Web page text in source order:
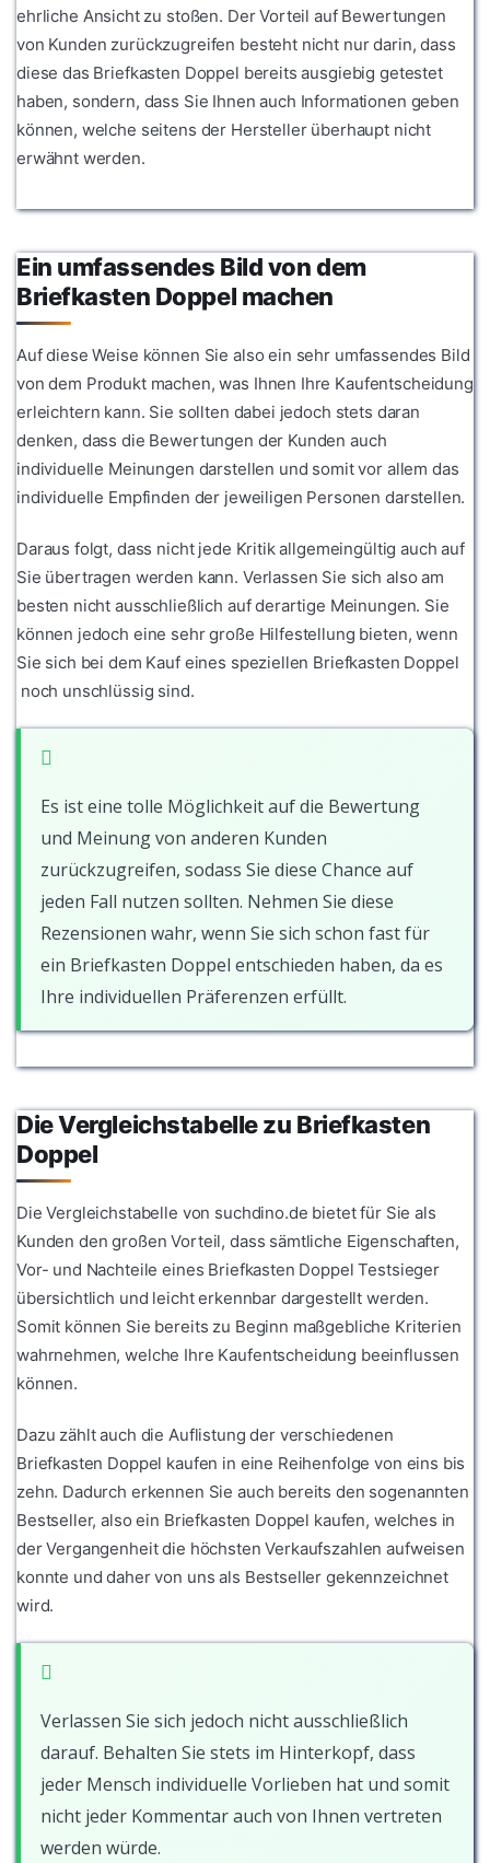
ehrliche Ansicht zu stoßen. Der Vorteil auf Bewertungen
von Kunden zurückzugreifen besteht nicht nur darin, dass
diese das Briefkasten Doppel bereits ausgiebig getestet
haben, sondern, dass Sie Ihnen auch Informationen geben
können, welche seitens der Hersteller überhaupt nicht
erwähnt werden.
Ein umfassendes Bild von dem
Briefkasten Doppel machen
Auf diese Weise können Sie also ein sehr umfassendes Bild
von dem Produkt machen, was Ihnen Ihre Kaufentscheidung
erleichtern kann. Sie sollten dabei jedoch stets daran
denken, dass die Bewertungen der Kunden auch
individuelle Meinungen darstellen und somit vor allem das
individuelle Empfinden der jeweiligen Personen darstellen.
Daraus folgt, dass nicht jede Kritik allgemeingültig auch auf
Sie übertragen werden kann. Verlassen Sie sich also am
besten nicht ausschließlich auf derartige Meinungen. Sie
können jedoch eine sehr große Hilfestellung bieten, wenn
Sie sich bei dem Kauf eines speziellen Briefkasten Doppel
noch unschlüssig sind.
Es ist eine tolle Möglichkeit auf die Bewertung
und Meinung von anderen Kunden
zurückzugreifen, sodass Sie diese Chance auf
jeden Fall nutzen sollten. Nehmen Sie diese
Rezensionen wahr, wenn Sie sich schon fast für
ein Briefkasten Doppel entschieden haben, da es
Ihre individuellen Präferenzen erfüllt.
Die Vergleichstabelle zu Briefkasten
Doppel
Die Vergleichstabelle von suchdino.de bietet für Sie als
Kunden den großen Vorteil, dass sämtliche Eigenschaften,
Vor- und Nachteile eines Briefkasten Doppel Testsieger
übersichtlich und leicht erkennbar dargestellt werden.
Somit können Sie bereits zu Beginn maßgebliche Kriterien
wahrnehmen, welche Ihre Kaufentscheidung beeinflussen
können.
Dazu zählt auch die Auflistung der verschiedenen
Briefkasten Doppel kaufen in eine Reihenfolge von eins bis
zehn. Dadurch erkennen Sie auch bereits den sogenannten
Bestseller, also ein Briefkasten Doppel kaufen, welches in
der Vergangenheit die höchsten Verkaufszahlen aufweisen
konnte und daher von uns als Bestseller gekennzeichnet
wird.
Verlassen Sie sich jedoch nicht ausschließlich
darauf. Behalten Sie stets im Hinterkopf, dass
jeder Mensch individuelle Vorlieben hat und somit
nicht jeder Kommentar auch von Ihnen vertreten
werden würde.